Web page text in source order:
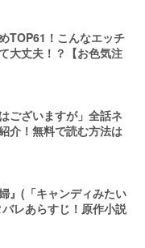
TOP61！こんなエッチ
大丈夫！？【お色気注
ございますが」全話ネ
介！無料で読む方法は
』(「キャンディみたい
レあらすじ！原作小説